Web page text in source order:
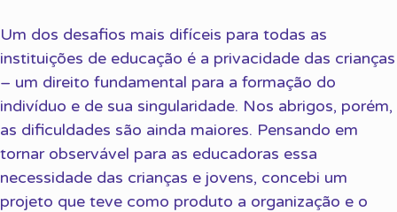
Um dos desafios mais difíceis para todas as
instituições de educação é a privacidade das crianças
– um direito fundamental para a formação do
indivíduo e de sua singularidade. Nos abrigos, porém,
as dificuldades são ainda maiores. Pensando em
tornar observável para as educadoras essa
necessidade das crianças e jovens, concebi um
projeto que teve como produto a organização e o